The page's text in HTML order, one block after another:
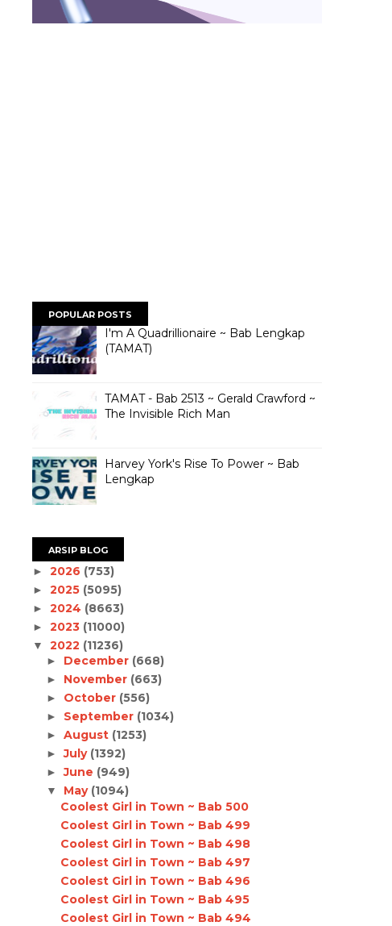
POPULAR POSTS
I'm A Quadrillionaire ~ Bab Lengkap
(TAMAT)
TAMAT - Bab 2513 ~ Gerald Crawford ~
The Invisible Rich Man
Harvey York's Rise To Power ~ Bab
Lengkap
ARSIP BLOG
► 2026 (753)
► 2025 (5095)
► 2024 (8663)
► 2023 (11000)
▼ 2022 (11236)
► December (668)
► November (663)
► October (556)
► September (1034)
► August (1253)
►July (1392)
►June (949)
▼ May (1094)
Coolest Girl in Town ~ Bab 500
Coolest Girl in Town ~ Bab 499
Coolest Girl in Town ~ Bab 498
Coolest Girl in Town ~ Bab 497
Coolest Girl in Town ~ Bab 496
Coolest Girl in Town ~ Bab 495
Coolest Girl in Town ~ Bab 494